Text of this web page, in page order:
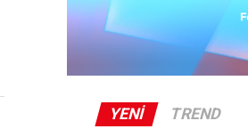
YENI TREND